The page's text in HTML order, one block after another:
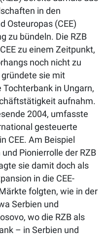
in den
Osteuropas (CEE)
zu bündeln. Die RZB
zu einem Zeitpunkt,
noch nicht zu
sie mit
in Ungarn,
aufnahm.
2004, umfasste
gesteuerte
CEE. Am Beispiel
Pionierrolle der RZB
sie damit doch als
in die CEE-
folgten, wie in der
Serbien und
wo die RZB als
– in Serbien und